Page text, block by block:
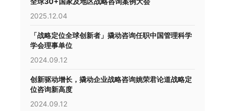
2025.12.04
「战略定位全球创新者」撬动咨询任职中国管理科学
学会理事单位
2024.09.12
创新驱动增长，撬动企业战略咨询姚荣君论道战略定
位咨询新高度
2024.09.12